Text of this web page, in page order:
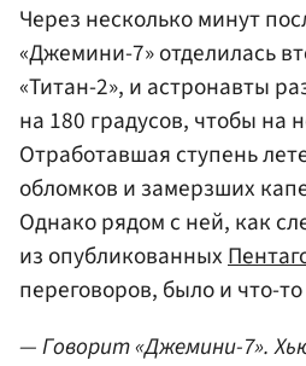
Через несколько минут
«Джемини-7» отделилась
«Титан-2», и астронавты
на 180 градусов, чтобы на
Отработавшая ступень
обломков и замерзших
Однако рядом с ней, как
из опубликованных
переговоров, было и что-то
— Говорит «Джемини-7».